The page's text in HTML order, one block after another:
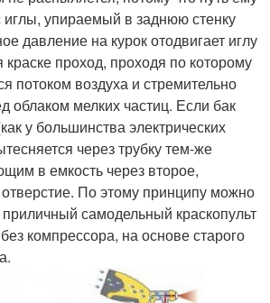
иглы, упираемый в заднюю стенку
давление на курок отодвигает иглу
краске проход, проходя по которому
потоком воздуха и стремительно
облаком мелких частиц. Если бак
у большинства электрических
через трубку тем-же
в емкость через второе,
По этому принципу можно
приличный самодельный краскопульт
компрессора, на основе старого